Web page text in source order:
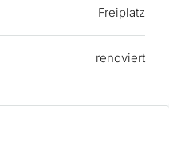
Freiplatz
renoviert